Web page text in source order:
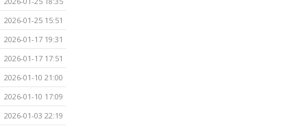
2026-01-25 15:51
2026-01-17 19:31
2026-01-17 17:51
2026-01-10 21:00
2026-01-10 17:09
2026-01-03 22:19